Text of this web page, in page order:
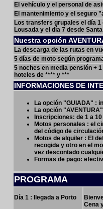
El vehículo y el personal de
El mantenimiento y el seguro
Los transfers grupales el día
Lousada y el día 7 desde
Nuestra opción
La descarga de las rutas en
5 días de moto según
5 noches en media pensión +
hoteles de **** y ***
INFORMACIONES DE
La opción "GUIADA" :
La opción
Inscripciones: de 1 a
Motos personales : el
del código de
Motos de alquiler : El
recogida y otro en el
vez descontado
Formas de pago:
PROGRAMA
Día 1 : llegada a Porto
Cena